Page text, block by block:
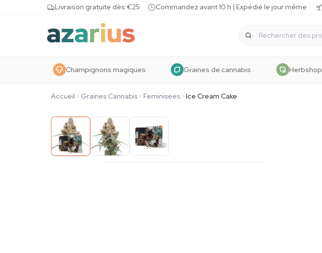
Skip to contentLivraison gratuite dès €25 Commandez avant 10 h | Expédié le jour même
Champignons magiques Graines de cannabis Herbshop
Accueil Graines Cannabis Feminisees Ice Cream Cake